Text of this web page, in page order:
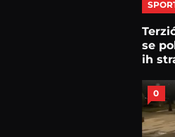
se
ih
0